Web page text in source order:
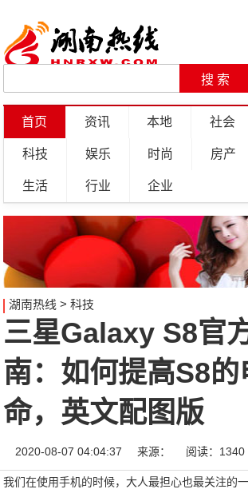
首页 资讯 本地 社会
科技 娱乐 时尚 房产
生活 行业 企业
湖南热线 > 科技
三星Galaxy S8官
南：如何提高S8的
命，英文配图版
2020-08-07 04:04:37 来源： 阅读：1340
我们在使用手机的时候，大人最担心也最关注的